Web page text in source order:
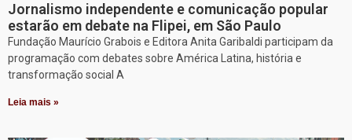
Jornalismo independente e comunicação popular
estarão em debate na Flipei, em São Paulo
Fundação Maurício Grabois e Editora Anita Garibaldi participam da
programação com debates sobre América Latina, história e
transformação social A
Leia mais »